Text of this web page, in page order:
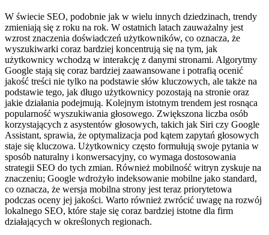
W świecie SEO, podobnie jak w wielu innych dziedzinach, trendy
zmieniają się z roku na rok. W ostatnich latach zauważalny jest
wzrost znaczenia doświadczeń użytkowników, co oznacza, że
wyszukiwarki coraz bardziej koncentrują się na tym, jak
użytkownicy wchodzą w interakcję z danymi stronami. Algorytmy
Google stają się coraz bardziej zaawansowane i potrafią ocenić
jakość treści nie tylko na podstawie słów kluczowych, ale także na
podstawie tego, jak długo użytkownicy pozostają na stronie oraz
jakie działania podejmują. Kolejnym istotnym trendem jest rosnąca
popularność wyszukiwania głosowego. Zwiększona liczba osób
korzystających z asystentów głosowych, takich jak Siri czy Google
Assistant, sprawia, że optymalizacja pod kątem zapytań głosowych
staje się kluczowa. Użytkownicy często formułują swoje pytania w
sposób naturalny i konwersacyjny, co wymaga dostosowania
strategii SEO do tych zmian. Również mobilność witryn zyskuje na
znaczeniu; Google wdrożyło indeksowanie mobilne jako standard,
co oznacza, że wersja mobilna strony jest teraz priorytetowa
podczas oceny jej jakości. Warto również zwrócić uwagę na rozwój
lokalnego SEO, które staje się coraz bardziej istotne dla firm
działających w określonych regionach.